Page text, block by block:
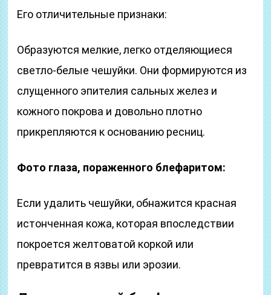
Его отличительные признаки:
Образуются мелкие, легко отделяющиеся
светло-белые чешуйки. Они формируются из
слущенного эпителия сальных желез и
кожного покрова и довольно плотно
прикрепляются к основанию ресниц.
Фото глаза, пораженного блефаритом:
Если удалить чешуйки, обнажится красная
истонченная кожа, которая впоследствии
покроется желтоватой коркой или
превратится в язвы или эрозии.